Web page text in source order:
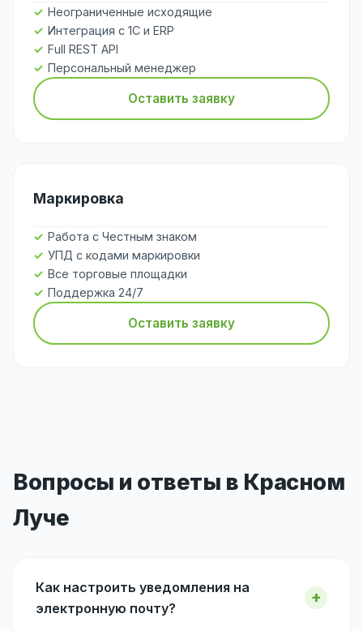
Неограниченные исходящие
Интеграция с 1С и ERP
Full REST API
Персональный менеджер
Оставить заявку
Маркировка
Работа с Честным знаком
УПД с кодами маркировки
Все торговые площадки
Поддержка 24/7
Оставить заявку
Вопросы и ответы в Красном
Луче
Как настроить уведомления на
электронную почту?